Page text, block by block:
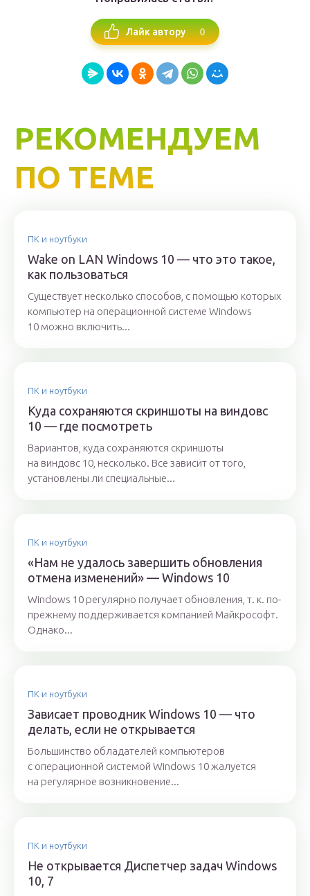
Лайк автору 0
РЕКОМЕНДУЕМ
ПО ТЕМЕ
ПК и ноутбуки
Wake on LAN Windows 10 — что это такое,
как пользоваться
Существует несколько способов, с помощью которых
компьютер на операционной системе Windows
10 можно включить...
ПК и ноутбуки
Куда сохраняются скриншоты на виндовс
10 — где посмотреть
Вариантов, куда сохраняются скриншоты
на виндовс 10, несколько. Все зависит от того,
установлены ли специальные...
ПК и ноутбуки
«Нам не удалось завершить обновления
отмена изменений» — Windows 10
Windows 10 регулярно получает обновления, т. к. по-
прежнему поддерживается компанией Майкрософт.
Однако...
ПК и ноутбуки
Зависает проводник Windows 10 — что
делать, если не открывается
Большинство обладателей компьютеров
с операционной системой Windows 10 жалуется
на регулярное возникновение...
ПК и ноутбуки
Не открывается Диспетчер задач Windows
10, 7